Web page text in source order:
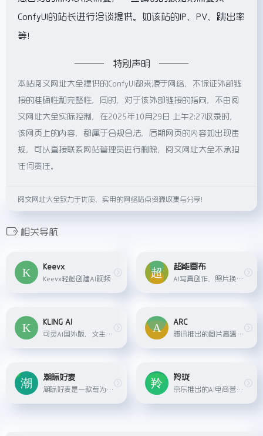
ConfyUI的站长进行洽谈提供。如该站的IP、PV、跳出率
等！
特别声明
本站阅文网址大全提供的ConfyUI都来源于网络，不保证外部链
接的准确性和完整性，同时，对于该外部链接的指向，不由阅
文网址大全实际控制，在2025年10月29日 上午2:27收录时，
该网页上的内容，都属于合规合法，后期网页的内容如出现违
规，可以直接联系网站管理员进行删除，阅文网址大全不承担
任何责任。
阅文网址大全致力于优质、实用的网络站点资源收集与分享！
相关导航
Keevx
Keevx轻松创建AI视频
超能画布
AI写真创作、照片换背景、局部重塑，百度旗下产品。
KLING AI
可灵AI国外版，文生视频、图生视频
ARC
腾讯推出的图片高清修复、抠图、动漫增强工具。
潮际好麦
潮际好麦是一款专为电商平台打造的AI营销工具，支持AI主图、详情图生成。核心功能包括AI虚拟试衣、AI换背景、AI试鞋等，助力商家快速、高效完成商品上架。
羚珑
京东推出的AI电商营销工具，，可以帮助电商运营一键抠图、免费抠图、商品打腰带、改尺寸、商品主图设计、线上广告banner设计、店铺首页设计、活动页设计、页面设计、互动营销设计...